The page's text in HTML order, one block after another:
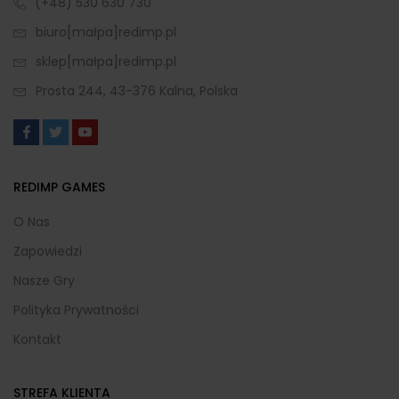
biuro[małpa]redimp.pl
sklep[małpa]redimp.pl
Prosta 244, 43-376 Kalna, Polska
REDIMP GAMES
O Nas
Zapowiedzi
Nasze Gry
Polityka Prywatności
Kontakt
STREFA KLIENTA